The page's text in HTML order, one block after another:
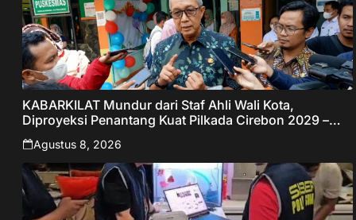
KABARKILAT Mundur dari Staf Ahli Wali Kota,
Diproyeksi Penantang Kuat Pilkada Cirebon 2029 –
Jabar Publisher
Agustus 8, 2026